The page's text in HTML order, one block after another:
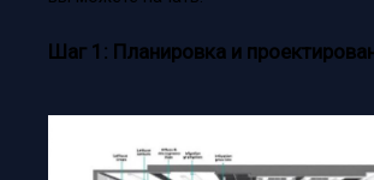
Шаг 1: Планировка и